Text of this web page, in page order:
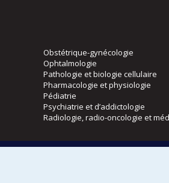
Obstétrique-gynécologie
Ophtalmologie
Pathologie et biologie cellulaire
Pharmacologie et physiologie
Pédiatrie
Psychiatrie et d’addictologie
Radiologie, radio-oncologie et